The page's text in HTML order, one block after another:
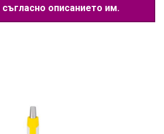
съгласно описанието им.